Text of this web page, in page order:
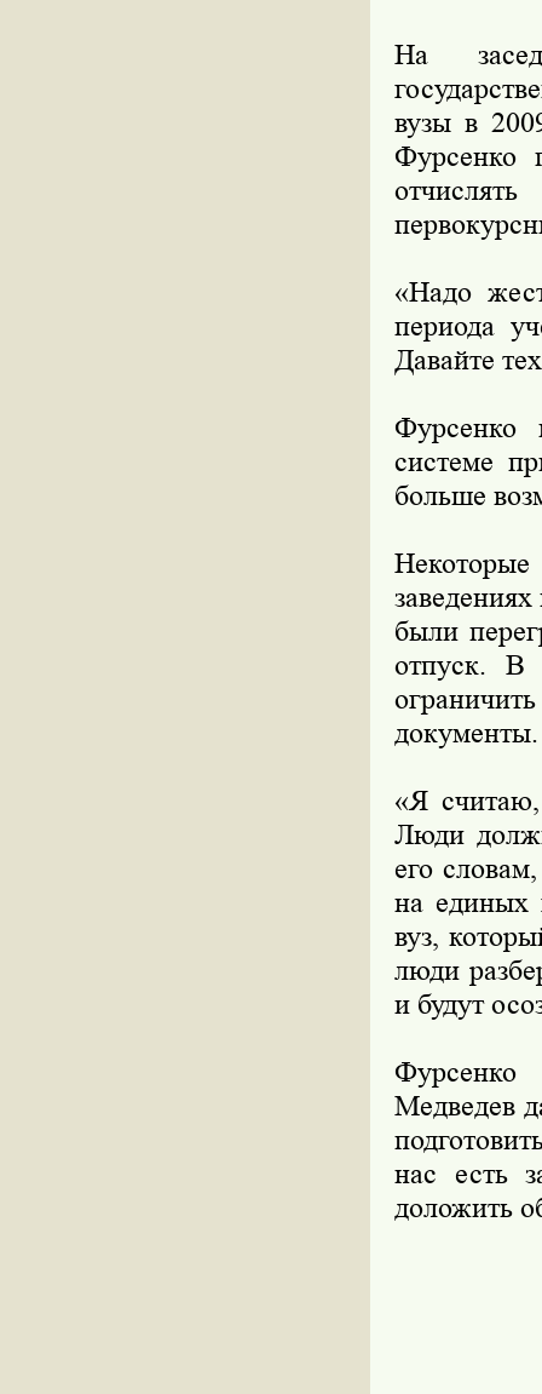
На
вузы в
Фурсенко
«Надо
периода
Давайте
Фурсенко
системе
больше
были
отпуск. В
документы.
«Я
Люди
его
на единых
вуз,
люди
и будут
Медведев
нас есть
доложить